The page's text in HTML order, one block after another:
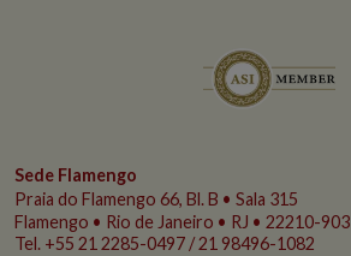
Sede Flamengo
Praia do Flamengo 66, Bl. B • Sala 315
Flamengo • Rio de Janeiro • RJ • 22210-903
Tel. +55 21 2285-0497 / 21 98496-1082